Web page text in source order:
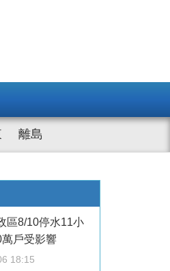
離島
區8/10停水11小
戶受影響
18:15